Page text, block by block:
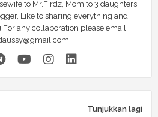
to Mr.Firdz, Mom to 3 daughters
Like to sharing everything and
any collaboration please email:
Tunjukkan lagi